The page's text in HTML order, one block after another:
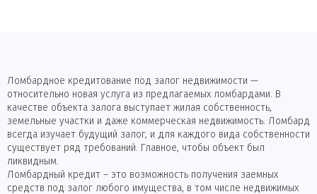
Ломбардное кредитование под залог недвижимости —
относительно новая услуга из предлагаемых ломбардами. В
качестве объекта залога выступает жилая собственность,
земельные участки и даже коммерческая недвижимость. Ломбард
всегда изучает будущий залог, и для каждого вида собственности
существует ряд требований. Главное, чтобы объект был
ликвидным.
Ломбардный кредит – это возможность получения заемных
средств под залог любого имущества, в том числе недвижимых